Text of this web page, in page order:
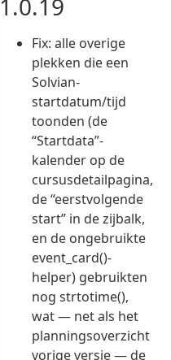
Fix: alle overige
plekken die een
Solvian-
startdatum/tijd
toonden (de
“Startdata”-
kalender op de
cursusdetailpagina,
de “eerstvolgende
start” in de zijbalk,
en de ongebruikte
event_card()-
helper) gebruikten
nog strtotime(),
wat — net als het
planningsoverzicht
vorige versie — de